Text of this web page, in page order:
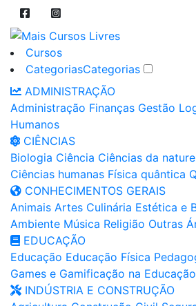
Cursos
CategoriasCategorias
ADMINISTRAÇÃO
Administração Finanças Gestão
Humanos
CIÊNCIAS
Biologia Ciência Ciências da
Ciências humanas Física quântica
CONHECIMENTOS GERAIS
Animais Artes Culinária Estética e
Ambiente Música Religião Outras
EDUCAÇÃO
Educação Educação Física
Games e Gamificação na Educação
INDÚSTRIA E CONSTRUÇÃO